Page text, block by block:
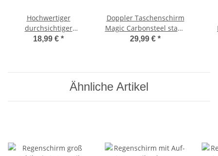
Hochwertiger
durchsichtiger
Glockenschirm -
18,99 € *
Doppler Taschenschirm
Magic Carbonsteel stabil
sturmfest Auf-Zu
29,99 € *
Ähnliche Artikel